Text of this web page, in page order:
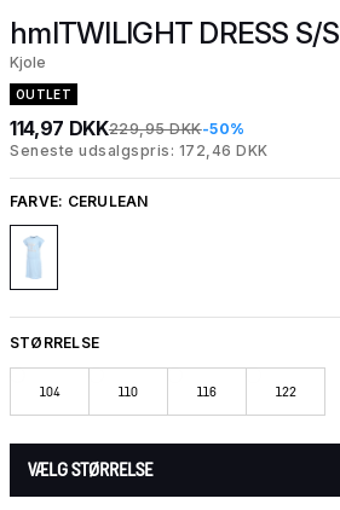
hmlTWILIGHT DRESS S/S
Kjole
OUTLET
114,97 DKK229,95 DKK-50%
Seneste udsalgspris: 172,46 DKK
FARVE: CERULEAN
STØRRELSE
104 110 116 122
VÆLG STØRRELSE